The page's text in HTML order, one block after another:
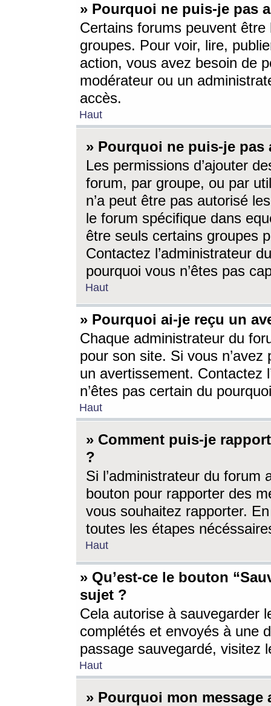
» Pourquoi ne puis-je pas
Certains forums peuvent être
groupes. Pour voir, lire,
action, vous avez besoin de
modérateur ou un
accès.
Haut
» Pourquoi ne puis-je
Les permissions d’ajouter
forum, par groupe, ou par
n’a peut être pas autorisé
le forum spécifique dans
être seuls certains groupes
Contactez l’administrateur
pourquoi vous n’êtes pas
Haut
» Pourquoi ai-je reçu un
Chaque administrateur du
pour son site. Si vous
un avertissement. Contactez
n’êtes pas certain du
Haut
» Comment puis-je
?
Si l’administrateur du forum
bouton pour rapporter des
vous souhaitez rapporter.
toutes les étapes
Haut
» Qu’est-ce le bouton
sujet ?
Cela autorise à sauvegarder
complétés et envoyés à une
passage sauvegardé, visitez
Haut
» Pourquoi mon message